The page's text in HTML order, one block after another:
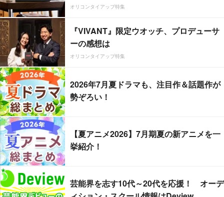
オリコンタイアップ特集
『VIVANT』限定ウオッチ、プロデューサ
ーの感想は
オリコンタイアップ特集
2026年7月夏ドラマも、注目作＆話題作が
勢ぞろい！
【夏アニメ2026】7月期夏の新アニメを一
挙紹介！
芸能界を志す10代～20代を応援！ オーデ